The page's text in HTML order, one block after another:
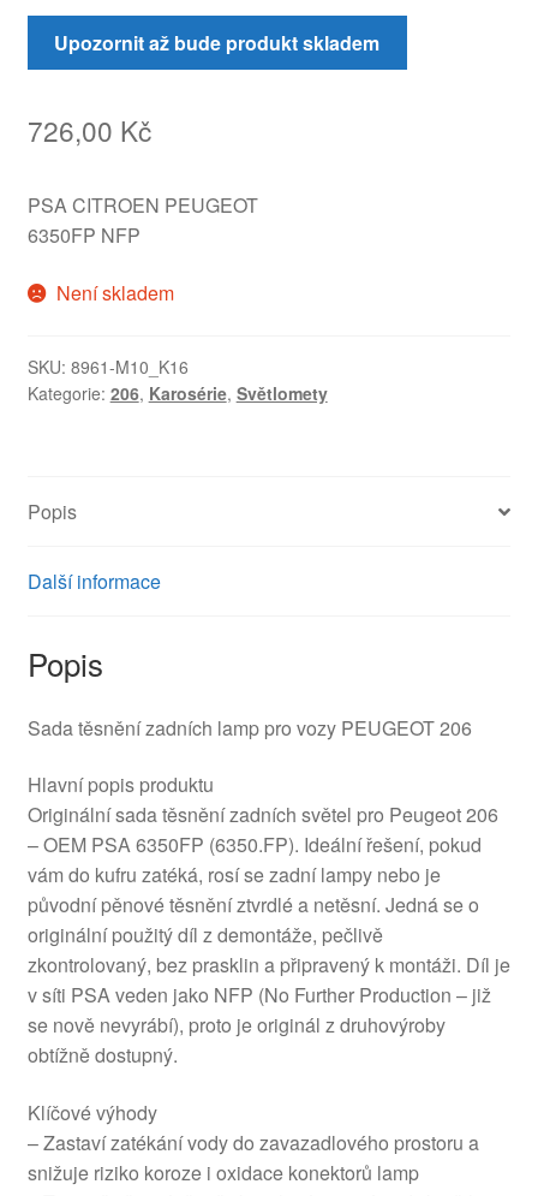
Vrakoviště Citroën
Upozornit až bude produkt skladem
726,00 Kč
PSA CITROEN PEUGEOT
6350FP NFP
Není skladem
SKU: 8961-M10_K16
Kategorie: 206, Karosérie, Světlomety
Popis
Další informace
Popis
Sada těsnění zadních lamp pro vozy PEUGEOT 206
Hlavní popis produktu
Originální sada těsnění zadních světel pro Peugeot 206
– OEM PSA 6350FP (6350.FP). Ideální řešení, pokud
vám do kufru zatéká, rosí se zadní lampy nebo je
původní pěnové těsnění ztvrdlé a netěsní. Jedná se o
originální použitý díl z demontáže, pečlivě
zkontrolovaný, bez prasklin a připravený k montáži. Díl je
v síti PSA veden jako NFP (No Further Production – již
se nově nevyrábí), proto je originál z druhovýroby
obtížně dostupný.
Klíčové výhody
– Zastaví zatékání vody do zavazadlového prostoru a
snižuje riziko koroze i oxidace konektorů lamp